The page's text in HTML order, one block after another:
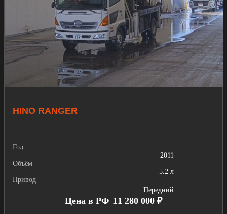
HINO RANGER
Год
2011
Объём
5.2 л
Привод
Передний
Цена в РФ 11 280 000 ₽